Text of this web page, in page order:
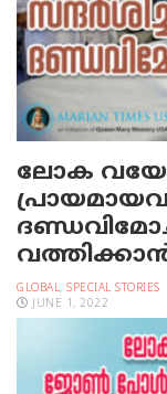
ലോക
GLOBAL, SPECIAL STORIES
JUNE 1, 2022